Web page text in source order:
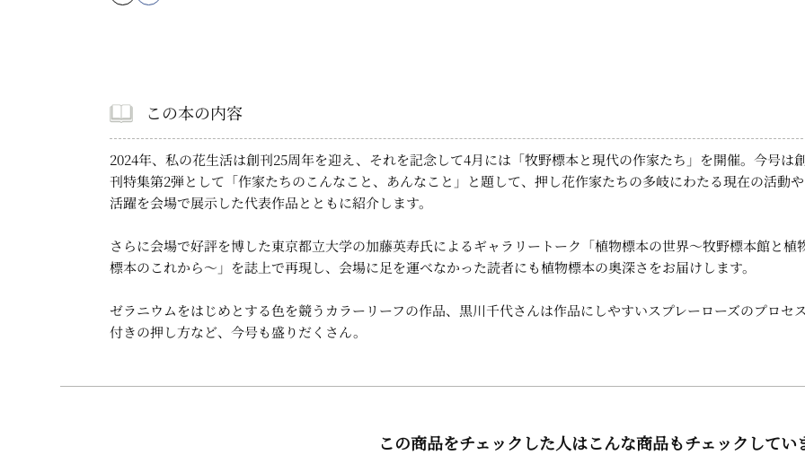
この本の内容
2024年、私の花生活は創刊25周年を迎え、それを記念して4月には「牧野標本と現代の作家たち」を開催。今号は
刊特集第2弾として「作家たちのこんなこと、あんなこと」と題して、押し花作家たちの多岐にわたる現在の活動や
活躍を会場で展示した代表作品とともに紹介します。
さらに会場で好評を博した東京都立大学の加藤英寿氏によるギャラリートーク「植物標本の世界～牧野標本館と植
標本のこれから～」を誌上で再現し、会場に足を運べなかった読者にも植物標本の奥深さをお届けします。
ゼラニウムをはじめとする色を競うカラーリーフの作品、黒川千代さんは作品にしやすいスプレーローズのプロセ
付きの押し方など、今号も盛りだくさん。
この商品をチェックした人はこんな商品もチェックしてい